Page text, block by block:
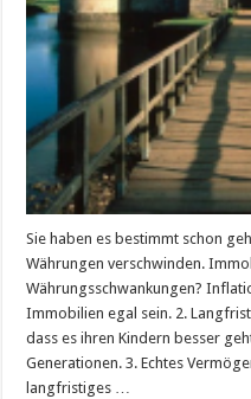
Sie haben es bestimmt schon
Währungen verschwinden.
Währungsschwankungen?
Immobilien egal sein. 2.
dass es ihren Kindern besser
Generationen. 3. Echtes
langfristiges …